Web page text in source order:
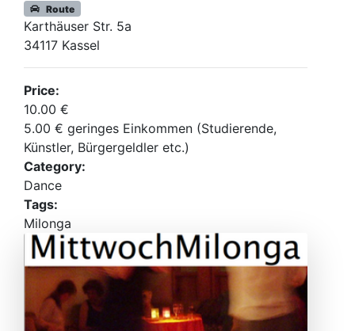
Route
Karthäuser Str. 5a
34117 Kassel
Price:
10.00 €
5.00 € geringes Einkommen (Studierende,
Künstler, Bürgergeldler etc.)
Category:
Dance
Tags:
Milonga